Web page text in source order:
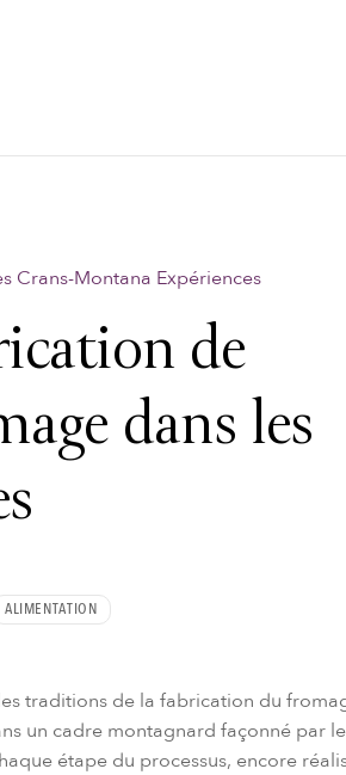
Crans-Montana Expériences
de
dans les
ALIMENTATION
traditions de la fabrication du
un cadre montagnard façonné par
étape du processus, encore